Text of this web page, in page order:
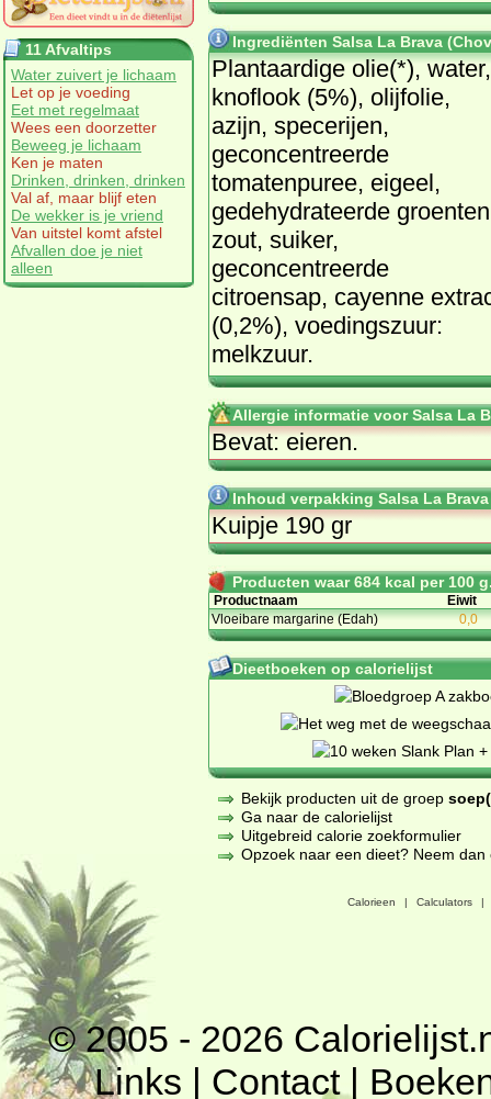
11 Afvaltips
Water zuivert je lichaam
Let op je voeding
Eet met regelmaat
Wees een doorzetter
Beweeg je lichaam
Ken je maten
Drinken, drinken, drinken
Val af, maar blijf eten
De wekker is je vriend
Van uitstel komt afstel
Afvallen doe je niet
alleen
Ingrediënten Salsa La Brava
Plantaardige olie(*), water,
knoflook (5%), olijfolie,
azijn, specerijen,
geconcentreerde
tomatenpuree, eigeel,
gedehydrateerde
zout, suiker,
geconcentreerde
citroensap, cayenne
(0,2%), voedingszuur:
melkzuur.
Allergie informatie voor Salsa La
Bevat: eieren.
Inhoud verpakking Salsa La
Kuipje 190 gr
Producten waar 684 kcal per 100
Productnaam
Eiwit
Vloeibare margarine (Edah)
0,0
Dieetboeken op calorielijst
Bekijk producten uit de groep
Ga naar de calorielijst
Uitgebreid calorie zoekformulier
Opzoek naar een dieet? Neem
Calorieen | Calculators |
© 2005 - 2026
Links | Contact|